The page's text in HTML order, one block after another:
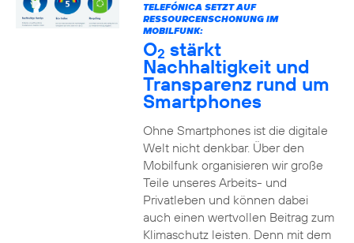
TELEFÓNICA SETZT AUF
RESSOURCENSCHONUNG IM
MOBILFUNK:
O2 stärkt
Nachhaltigkeit und
Transparenz rund um
Smartphones
Ohne Smartphones ist die digitale
Welt nicht denkbar. Über den
Mobilfunk organisieren wir große
Teile unseres Arbeits- und
Privatleben und können dabei
auch einen wertvollen Beitrag zum
Klimaschutz leisten. Denn mit dem